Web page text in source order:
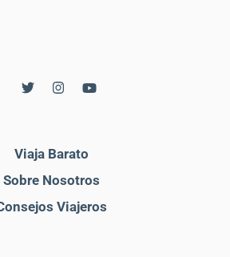
Viaja Barato
Sobre Nosotros
Viajeros